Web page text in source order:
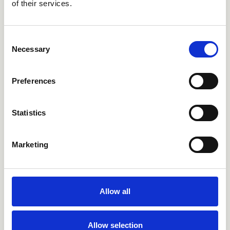
of their services.
Selection
Necessary
Preferences
Statistics
Marketing
Allow all
Allow selection
Product Catalogue 2025
IT | EN | FR | ES